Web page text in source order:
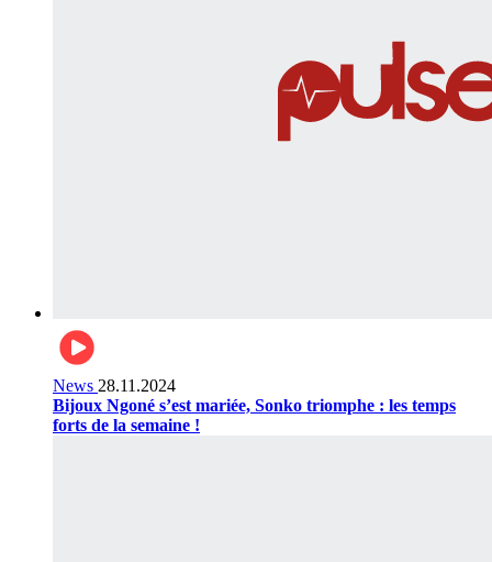
News 28.11.2024
Bijoux Ngoné s’est mariée, Sonko triomphe : les temps
forts de la semaine !